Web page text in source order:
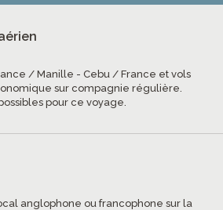
/ Manille - Cebu / France et vols
sur compagnie régulière.
pour ce voyage.
anglophone ou francophone sur la